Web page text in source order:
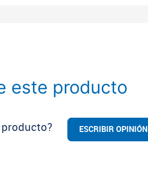
este producto
ESCRIBIR OPINIÓN